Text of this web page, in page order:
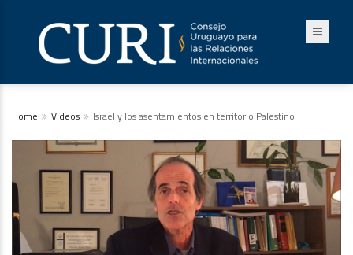
Home Videos Israel y los asentamientos en territorio Palestino